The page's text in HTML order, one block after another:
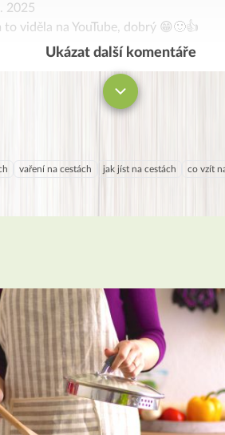
2025
to viděla na YouTube, dobrý 😁🙂👍
Ukázat další komentáře
vaření na cestách jak jíst na cestách co vzít